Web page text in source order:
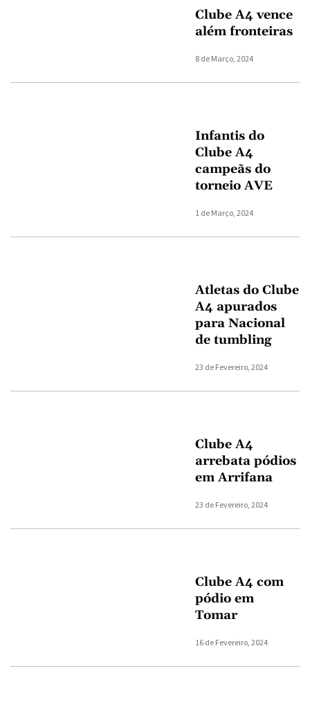
Clube A4 vence
além fronteiras
8 de Março, 2024
Infantis do
Clube A4
campeãs do
torneio AVE
1 de Março, 2024
Atletas do Clube
A4 apurados
para Nacional
de tumbling
23 de Fevereiro, 2024
Clube A4
arrebata pódios
em Arrifana
23 de Fevereiro, 2024
Clube A4 com
pódio em
Tomar
16 de Fevereiro, 2024